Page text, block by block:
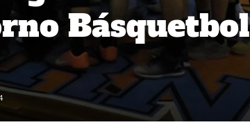
Básquetbol